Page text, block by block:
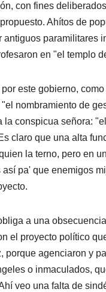
con fines
Ahítos de
paramilitares
en "el templo
este gobierno, como
nombramiento de
conspicua señora:
claro que una alta
la terno, pero en
pa' que enemigos
a una
el proyecto político
porque agenciaron y
o inmaculados,
veo una falta de